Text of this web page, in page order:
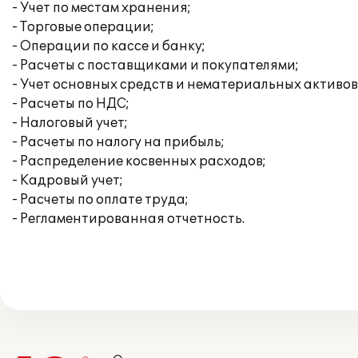
- Учет по местам хранения;
- Торговые операции;
- Операции по кассе и банку;
- Расчеты с поставщиками и покупателями;
- Учет основных средств и нематериальных
- Расчеты по НДС;
- Налоговый учет;
- Расчеты по налогу на прибыль;
- Распределение косвенных расходов;
- Кадровый учет;
- Расчеты по оплате труда;
- Регламентированная отчетность.